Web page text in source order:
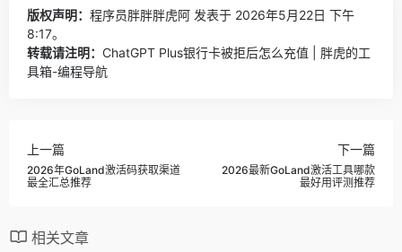
版权声明： 程序员胖胖胖虎阿 发表于 2026年5月22日 下午
8:17。
转载请注明： ChatGPT Plus银行卡被拒后怎么充值 | 胖虎的工
具箱-编程导航
上一篇
2026年GoLand激活码获取渠道
最全汇总推荐
下一篇
2026最新GoLand激活工具哪款
最好用评测推荐
相关文章